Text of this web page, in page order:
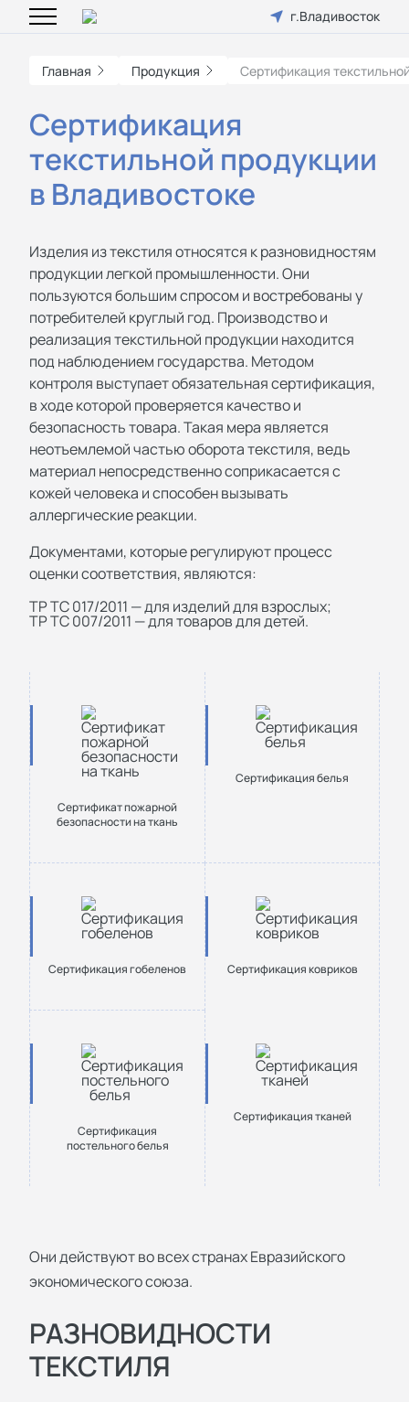
г.Владивосток
Главная Продукция Cертификация
Cертификация
текстильной продукции
в Владивостоке
Изделия из текстиля относятся к разновидностям
продукции легкой промышленности. Они
пользуются большим спросом и востребованы у
потребителей круглый год. Производство и
реализация текстильной продукции находится
под наблюдением государства. Методом
контроля выступает обязательная сертификация,
в ходе которой проверяется качество и
безопасность товара. Такая мера является
неотъемлемой частью оборота текстиля, ведь
материал непосредственно соприкасается с
кожей человека и способен вызывать
аллергические реакции.
Документами, которые регулируют процесс
оценки соответствия, являются:
ТР ТС 017/2011 — для изделий для взрослых;
ТР ТС 007/2011 — для товаров для детей.
Сертификат пожарной
безопасности на ткань
Сертификация белья
Сертификация гобеленов Сертификация ковриков
Сертификация
постельного белья
Сертификация тканей
Они действуют во всех странах Евразийского
экономического союза.
РАЗНОВИДНОСТИ
ТЕКСТИЛЯ